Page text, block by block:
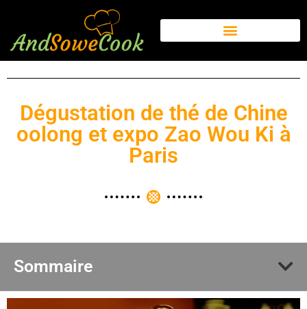
Dégustation de thé de Chine
oolong et expo Zao Wou Ki à
Paris
Sommaire